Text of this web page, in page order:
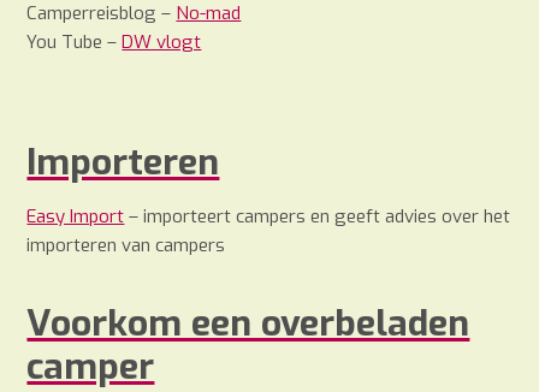
Camperreisblog – No-mad
You Tube –DW vlogt
Importeren
Easy Import – importeert campers en geeft advies over het
importeren van campers
Voorkom een overbeladen
camper